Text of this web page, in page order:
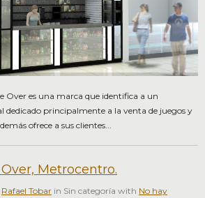
Over es una marca que identifica a un
dedicado principalmente a la venta de juegos y
ofrece a sus clientes...
Metrocentro.
Rafael Tobar in Sin categoría with No hay